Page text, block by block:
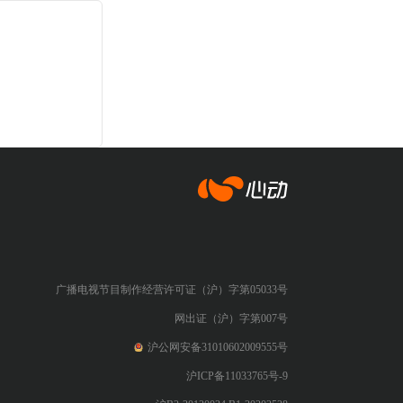
广播电视节目制作经营许可证（沪）字第05033号
网出证（沪）字第007号
沪公网安备31010602009555号
沪ICP备11033765号-9
心动网络